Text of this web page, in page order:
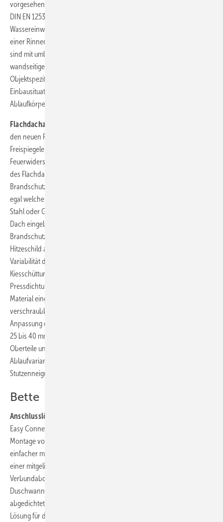
vorgesehen. Die Duschrinne erfüllt neben den Anforderungen der
DIN EN 1253 serienmäßig alle Anforderungen der höchsten
Wassereinwirkungsklassen W3-I. Zur Auswahl stehen Produkte mit
einer Rinnenbreite von 80 mm und 110 mm. Produkte beider Breiten
sind mit umlaufendem Flansch, also zum Einbau in der Fläche oder für
wandseitigen Einbau, folglich mit Wandaufkantung erhältlich.
Objektspezifische Rinnenlängen bis 5 m sind möglich. Passend zur
Einbausituation lässt sich die Duschrinne mit vier unterschiedlichen
Ablaufkörpern kombinieren.
Flachdachablauf bis R120:
den neuen Flachdachablauf Passavant aus Gusseisen für die
Freispiegelentwässerung. Er erfüllt die Anforderungen der
Feuerwiderstandsklassen R30 bis R120 schon bei einer Mindeststärke
des Flachdachs von 150 mm. In Verbindung mit der
Brandschutzkartusche sorgt der Ablauf für integrierten Brandschutz,
egal welcher Rohrleitungswerkstoff angeschlossen wird (Kunststoff,
Stahl oder Gusseisen). Wird der Flachdachablauf in ein gedämmtes
Dach eingebaut und ist Brandschutz gefordert, kommt der
Brandschutz-Isolierkörper Fit-in zum Einsatz, der ohne zusätzlichen
Hitzeschild auskommt. Das modulare Sortiment ermöglicht eine große
Variabilität des Dachaufbaus: Kalt-, Warm- oder Umkehrdach mit
Kiesschüttung, Oberflächenbelag aus Platten oder begrünt. Im
Pressdichtungsflansch des Ablaufes kann jedes Dichtungsbahn-
Material eingepresst werden. Die Roste stehen in einlegbarer und in
verschraubbarer Version zur Verfügung. Eine nachträgliche
Anpassung der Rosthöhe ist durch zwei Höhenverstellringe (Bereiche
25 bis 40 mm und 45 bis 60 mm) möglich. Zur Auswahl stehen zwei
Oberteile und zwei Rostsortimente für insgesamt sechs
Ablaufvarianten (DN 70/100/125/150 mit 90° und DN 70/100 mit 1,5°
Stutzenneigung.
Bette
Anschlusslösung für Dusche und Wanne:
Easy Connect, die Badspezialist Bette auf der ISH vorstellte, soll die
Montage von Dusch- und Badewannen schneller, sicherer und
einfacher machen. Die Box wird in den Estrich eingelassen und mit
einer mitgelieferten Dichtmanschette normgerecht in die
Verbundabdichtung integriert. Badewannen und barrierearme
Duschwannen müssen nicht mehr zusätzlich mit Dichtband
abgedichtet werden. Die Installationsbox ist eine Plug-and-play-
Lösung für den Anschluss von Einbau- und frei stehenden